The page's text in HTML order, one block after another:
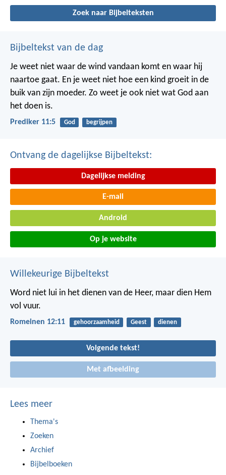
Zoek naar Bijbelteksten
Bijbeltekst van de dag
Je weet niet waar de wind vandaan komt en waar hij
naartoe gaat. En je weet niet hoe een kind groeit in de
buik van zijn moeder. Zo weet je ook niet wat God aan
het doen is.
Prediker 11:5 God begrijpen
Ontvang de dagelijkse Bijbeltekst:
Dagelijkse melding
E-mail
Android
Op je website
Willekeurige Bijbeltekst
Word niet lui in het dienen van de Heer, maar dien Hem
vol vuur.
Romeinen 12:11 gehoorzaamheid Geest dienen
Volgende tekst!
Met afbeelding
Lees meer
Thema's
Zoeken
Archief
Bijbelboeken